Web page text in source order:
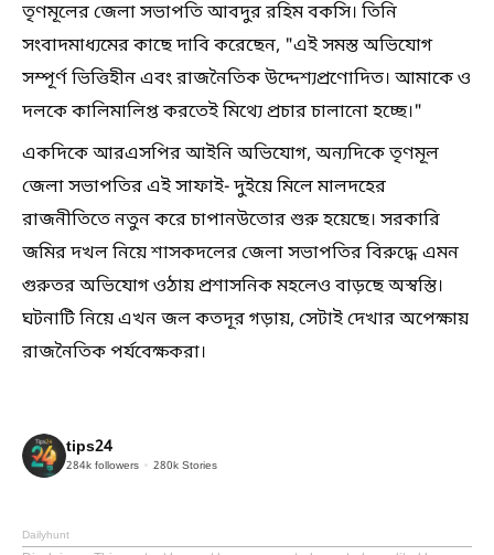
তৃণমূলের জেলা সভাপতি আবদুর রহিম বকসি। তিনি
সংবাদমাধ্যমের কাছে দাবি করেছেন, "এই সমস্ত অভিযোগ
সম্পূর্ণ ভিত্তিহীন এবং রাজনৈতিক উদ্দেশ্যপ্রণোদিত। আমাকে ও
দলকে কালিমালিপ্ত করতেই মিথ্যে প্রচার চালানো হচ্ছে।"
একদিকে আরএসপির আইনি অভিযোগ, অন্যদিকে তৃণমূল
জেলা সভাপতির এই সাফাই- দুইয়ে মিলে মালদহের
রাজনীতিতে নতুন করে চাপানউতোর শুরু হয়েছে। সরকারি
জমির দখল নিয়ে শাসকদলের জেলা সভাপতির বিরুদ্ধে এমন
গুরুতর অভিযোগ ওঠায় প্রশাসনিক মহলেও বাড়ছে অস্বস্তি।
ঘটনাটি নিয়ে এখন জল কতদূর গড়ায়, সেটাই দেখার অপেক্ষায়
রাজনৈতিক পর্যবেক্ষকরা।
tips24
284k followers 280k Stories
Dailyhunt